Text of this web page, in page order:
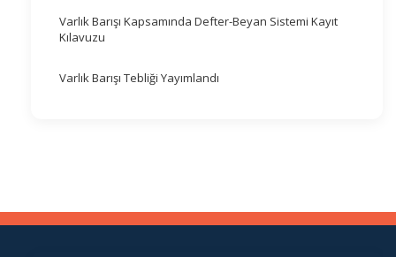
Varlık Barışı Kapsamında Defter-Beyan Sistemi Kayıt
Kılavuzu
Varlık Barışı Tebliği Yayımlandı